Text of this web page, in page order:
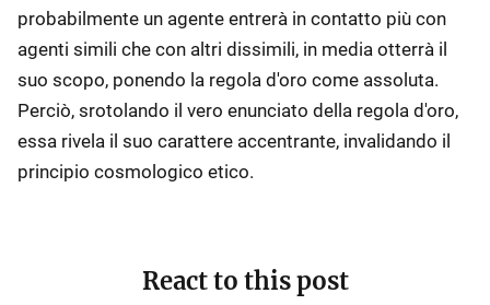
probabilmente un agente entrerà in contatto più con
agenti simili che con altri dissimili, in media otterrà il
suo scopo, ponendo la regola d'oro come assoluta.
Perciò, srotolando il vero enunciato della regola d'oro,
essa rivela il suo carattere accentrante, invalidando il
principio cosmologico etico.
React to this post